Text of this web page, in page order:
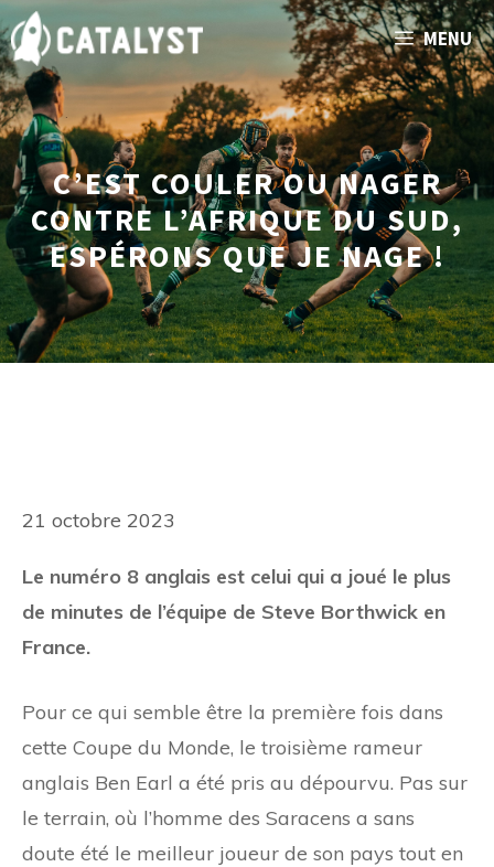
Aller
au
contenu
MENU
C’EST COULER OU NAGER
CONTRE L’AFRIQUE DU SUD,
ESPÉRONS QUE JE NAGE !
21 octobre 2023
Le numéro 8 anglais est celui qui a joué le plus
de minutes de l’équipe de Steve Borthwick en
France.
Pour ce qui semble être la première fois dans
cette Coupe du Monde, le troisième rameur
anglais Ben Earl a été pris au dépourvu. Pas sur
le terrain, où l’homme des Saracens a sans
doute été le meilleur joueur de son pays tout en